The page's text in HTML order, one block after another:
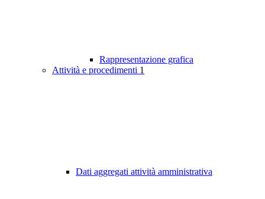
Rappresentazione grafica
Attività e procedimenti 1
Dati aggregati attività amministrativa